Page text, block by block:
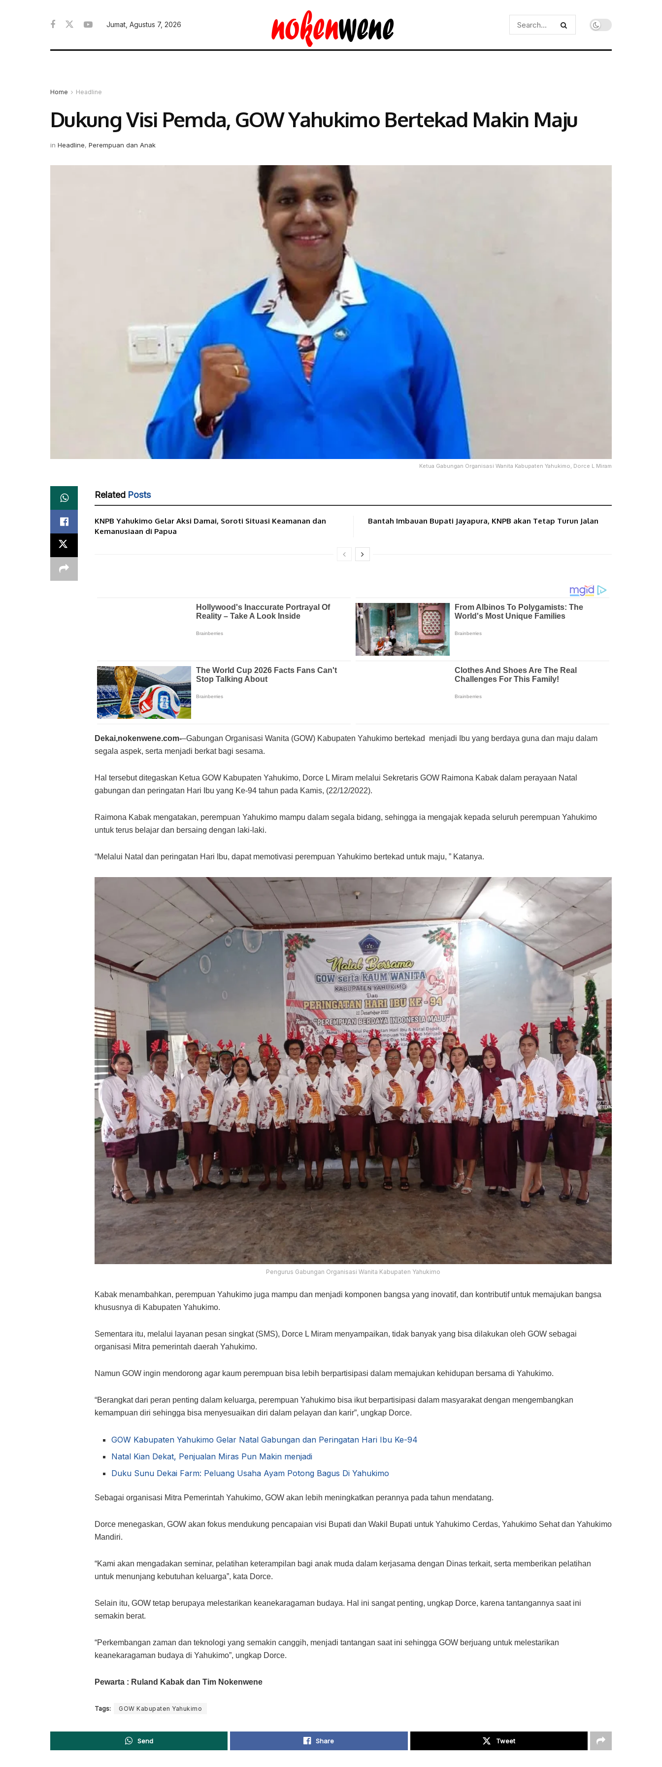
Jumat, Agustus 7, 2026
Home Headline
Dukung Visi Pemda, GOW Yahukimo Bertekad Makin Maju
in Headline, Perempuan dan Anak
Ketua Gabungan Organisasi Wanita Kabupaten Yahukimo, Dorce L Miram
Related Posts
KNPB Yahukimo Gelar Aksi Damai, Soroti Situasi Keamanan dan
Kemanusiaan di Papua
Bantah Imbauan Bupati Jayapura, KNPB akan Tetap Turun Jalan
Dekai,nokenwene.com-–Gabungan Organisasi Wanita (GOW) Kabupaten Yahukimo bertekad menjadi Ibu yang berdaya guna dan maju dalam
segala aspek, serta menjadi berkat bagi sesama.
Hal tersebut ditegaskan Ketua GOW Kabupaten Yahukimo, Dorce L Miram melalui Sekretaris GOW Raimona Kabak dalam perayaan Natal
gabungan dan peringatan Hari Ibu yang Ke-94 tahun pada Kamis, (22/12/2022).
Raimona Kabak mengatakan, perempuan Yahukimo mampu dalam segala bidang, sehingga ia mengajak kepada seluruh perempuan Yahukimo
untuk terus belajar dan bersaing dengan laki-laki.
“Melalui Natal dan peringatan Hari Ibu, dapat memotivasi perempuan Yahukimo bertekad untuk maju, ” Katanya.
Pengurus Gabungan Organisasi Wanita Kabupaten Yahukimo
Kabak menambahkan, perempuan Yahukimo juga mampu dan menjadi komponen bangsa yang inovatif, dan kontributif untuk memajukan bangsa
khususnya di Kabupaten Yahukimo.
Sementara itu, melalui layanan pesan singkat (SMS), Dorce L Miram menyampaikan, tidak banyak yang bisa dilakukan oleh GOW sebagai
organisasi Mitra pemerintah daerah Yahukimo.
Namun GOW ingin mendorong agar kaum perempuan bisa lebih berpartisipasi dalam memajukan kehidupan bersama di Yahukimo.
“Berangkat dari peran penting dalam keluarga, perempuan Yahukimo bisa ikut berpartisipasi dalam masyarakat dengan mengembangkan
kemampuan diri sehingga bisa menyesuaikan diri dalam pelayan dan karir”, ungkap Dorce.
GOW Kabupaten Yahukimo Gelar Natal Gabungan dan Peringatan Hari Ibu Ke-94
Natal Kian Dekat, Penjualan Miras Pun Makin menjadi
Duku Sunu Dekai Farm: Peluang Usaha Ayam Potong Bagus Di Yahukimo
Sebagai organisasi Mitra Pemerintah Yahukimo, GOW akan lebih meningkatkan perannya pada tahun mendatang.
Dorce menegaskan, GOW akan fokus mendukung pencapaian visi Bupati dan Wakil Bupati untuk Yahukimo Cerdas, Yahukimo Sehat dan Yahukimo
Mandiri.
“Kami akan mengadakan seminar, pelatihan keterampilan bagi anak muda dalam kerjasama dengan Dinas terkait, serta memberikan pelatihan
untuk menunjang kebutuhan keluarga”, kata Dorce.
Selain itu, GOW tetap berupaya melestarikan keanekaragaman budaya. Hal ini sangat penting, ungkap Dorce, karena tantangannya saat ini
semakin berat.
“Perkembangan zaman dan teknologi yang semakin canggih, menjadi tantangan saat ini sehingga GOW berjuang untuk melestarikan
keanekaragaman budaya di Yahukimo”, ungkap Dorce.
Pewarta : Ruland Kabak dan Tim Nokenwene
Tags: GOW Kabupaten Yahukimo
Send Share Tweet